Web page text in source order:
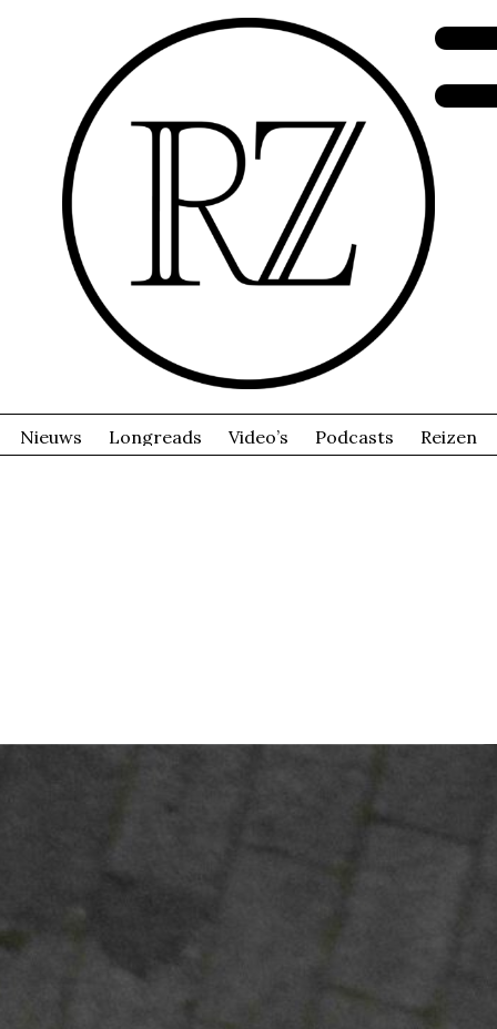
Nieuws Longreads Video’s Podcasts Reizen